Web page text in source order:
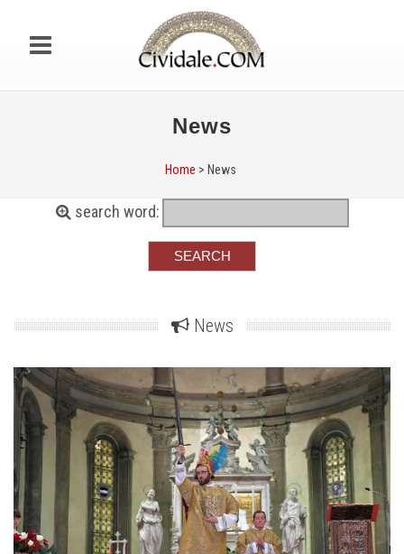
News
Home > News
search word:
News